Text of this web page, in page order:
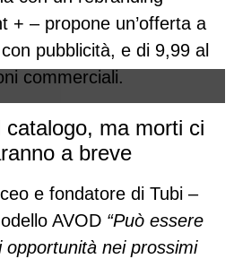
+ – propone un’offerta a
pubblicità, e di 9,99 al
commerciali.
ma morti ci
a breve
e fondatore di Tubi –
AVOD “Può essere
opportunità nei prossimi